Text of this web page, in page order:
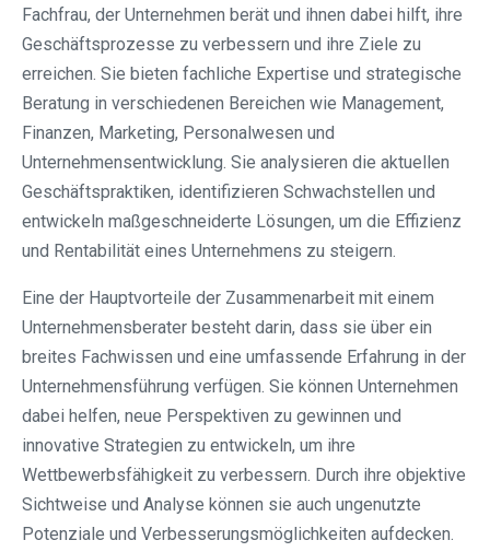
Fachfrau, der Unternehmen berät und ihnen dabei hilft, ihre
Geschäftsprozesse zu verbessern und ihre Ziele zu
erreichen. Sie bieten fachliche Expertise und strategische
Beratung in verschiedenen Bereichen wie Management,
Finanzen, Marketing, Personalwesen und
Unternehmensentwicklung. Sie analysieren die aktuellen
Geschäftspraktiken, identifizieren Schwachstellen und
entwickeln maßgeschneiderte Lösungen, um die Effizienz
und Rentabilität eines Unternehmens zu steigern.
Eine der Hauptvorteile der Zusammenarbeit mit einem
Unternehmensberater besteht darin, dass sie über ein
breites Fachwissen und eine umfassende Erfahrung in der
Unternehmensführung verfügen. Sie können Unternehmen
dabei helfen, neue Perspektiven zu gewinnen und
innovative Strategien zu entwickeln, um ihre
Wettbewerbsfähigkeit zu verbessern. Durch ihre objektive
Sichtweise und Analyse können sie auch ungenutzte
Potenziale und Verbesserungsmöglichkeiten aufdecken.